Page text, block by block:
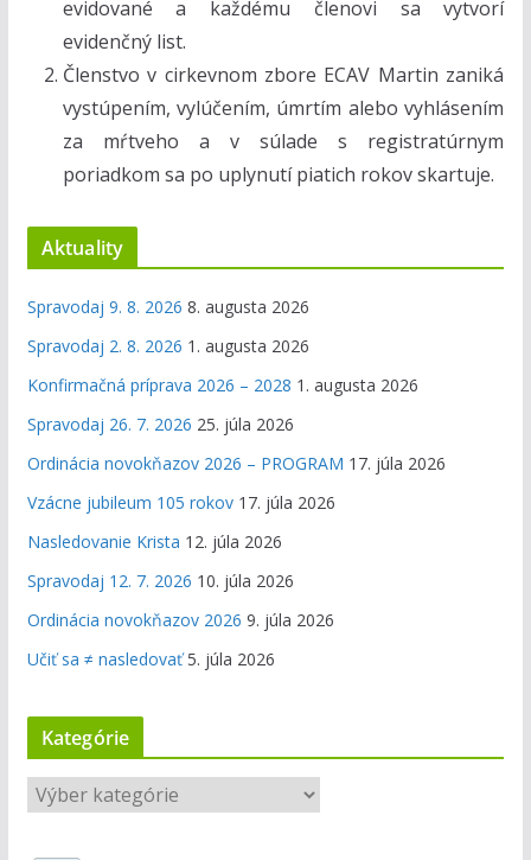
evidované a každému členovi sa vytvorí
evidenčný list.
Členstvo v cirkevnom zbore ECAV Martin zaniká
vystúpením, vylúčením, úmrtím alebo vyhlásením
za mŕtveho a v súlade s registratúrnym
poriadkom sa po uplynutí piatich rokov skartuje.
Aktuality
Spravodaj 9. 8. 2026 8. augusta 2026
Spravodaj 2. 8. 2026 1. augusta 2026
Konfirmačná príprava 2026 – 2028 1. augusta 2026
Spravodaj 26. 7. 2026 25. júla 2026
Ordinácia novokňazov 2026 – PROGRAM 17. júla 2026
Vzácne jubileum 105 rokov 17. júla 2026
Nasledovanie Krista 12. júla 2026
Spravodaj 12. 7. 2026 10. júla 2026
Ordinácia novokňazov 2026 9. júla 2026
Učiť sa ≠ nasledovať 5. júla 2026
Kategórie
K
a